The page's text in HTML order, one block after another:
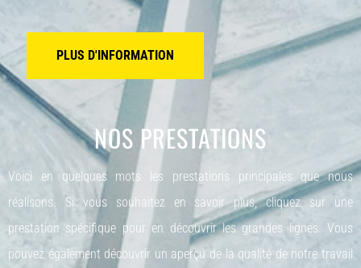
PLUS D'INFORMATION
NOS PRESTATIONS
Voici en quelques mots les prestations principales que nous
réalisons. Si vous souhaitez en savoir plus, cliquez sur une
prestation spécifique pour en découvrir les grandes lignes. Vous
pouvez également découvrir un aperçu de la qualité de notre travail